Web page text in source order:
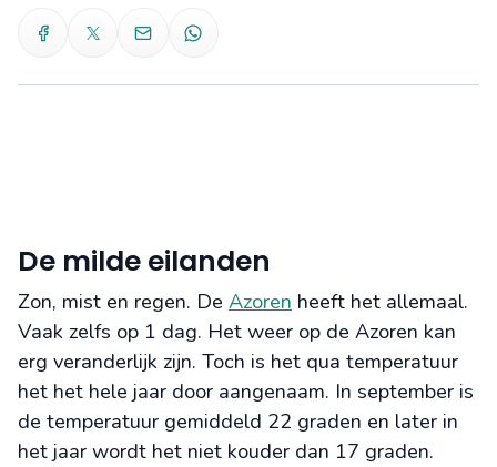
De milde eilanden
Zon, mist en regen. De Azoren heeft het allemaal.
Vaak zelfs op 1 dag. Het weer op de Azoren kan
erg veranderlijk zijn. Toch is het qua temperatuur
het het hele jaar door aangenaam. In september is
de temperatuur gemiddeld 22 graden en later in
het jaar wordt het niet kouder dan 17 graden.